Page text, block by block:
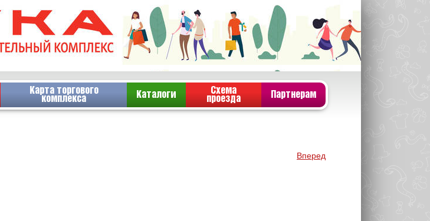
Карта торгового
комплекса
Каталоги
Схема
проезда
Партнерам
Вперед